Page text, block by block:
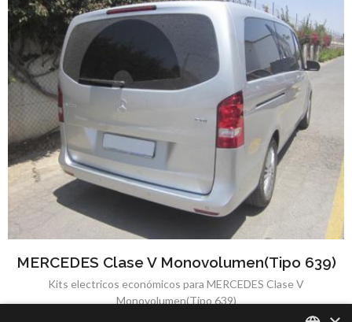
MERCEDES Clase V Monovolumen(Tipo 639)
Kits electricos económicos para MERCEDES Clase V
Monovolumen(Tipo 639)